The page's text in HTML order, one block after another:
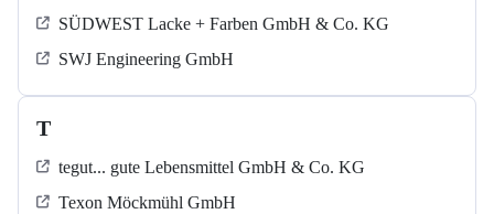
SÜDWEST Lacke + Farben GmbH & Co. KG
SWJ Engineering GmbH
T
tegut... gute Lebensmittel GmbH & Co. KG
Texon Möckmühl GmbH